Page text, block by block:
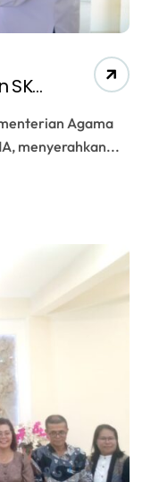
SK
menyerahkan...